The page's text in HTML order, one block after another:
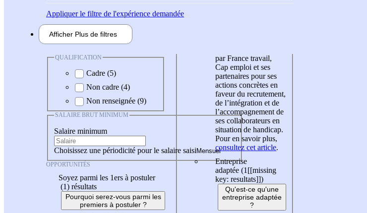
Appliquerle filtre de l'expérience demandée
Afficher Plus de filtres
QUALIFICATION
Cadre (5)
Non cadre (4)
Non renseignée (9)
SALAIRE BRUT MINIMUM
Salaire minimum
Choisissez une périodicité pour le salaire saisi
OPPORTUNITÉS
Soyez parmi les 1ers à postuler
(1) résultats
Pourquoi serez-vous parmi les
premiers à postuler ?
par France travail,
Cap emploi et ses
partenaires pour ses
actions concrètes en
faveur du recrutement,
de l’intégration et de
l’accompagnement de
ses collaborateurs en
situation de handicap.
Pour en savoir plus,
consultez cet article.
Entreprise
adaptée (1 [[missing
key: resultats]])
Qu'est-ce qu'une
entreprise adaptée
?